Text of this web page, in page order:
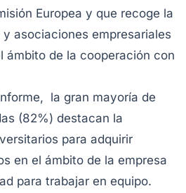
Europea y que recoge la
asociaciones empresariales
ámbito de la cooperación con
la gran mayoría de
(82%) destacan la
para adquirir
en el ámbito de la empresa
para trabajar en equipo.